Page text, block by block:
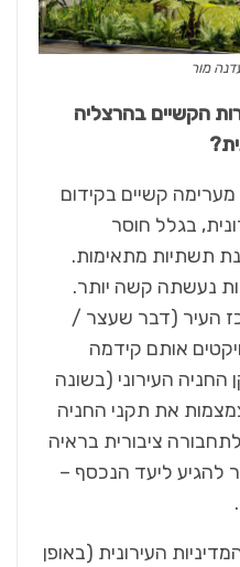
מור
הקשיים בהרצליה
קשיים בקידום
בגלל חוסר
תשתיות מתאימות.
נעשתה קשה יותר.
העיר (דבר שעצר /
אותם קידמה
העירוני (בשונה
את תקני החניה
ציבורית בראיה
להגיע ליעד הנכסף –
העירונית (באופן